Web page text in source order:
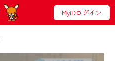
MyiDログイン